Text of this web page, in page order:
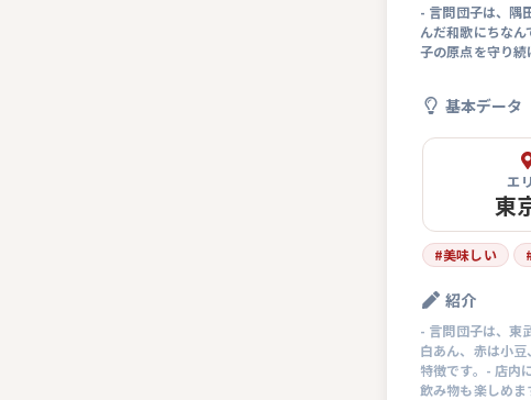
- 言問団子は、隅
んだ和歌にちな
子の原点を守り続
基本データ
エ
東
#美味しい
紹介
- 言問団子は、東
白あん、赤は小
特徴です。- 店内
飲み物も楽しめま